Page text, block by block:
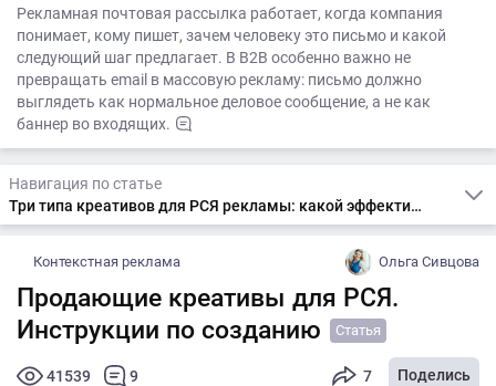
Рекламная почтовая рассылка работает, когда компания
понимает, кому пишет, зачем человеку это письмо и какой
следующий шаг предлагает. В B2B особенно важно не
превращать email в массовую рекламу: письмо должно
выглядеть как нормальное деловое сообщение, а не как
баннер во входящих.
Навигация по статье
Три типа креативов для РСЯ рекламы: какой эффективнее
Контекстная реклама Ольга Сивцова
Продающие креативы для РСЯ.
Инструкции по созданию
Статья
41539 9 7 Поделись